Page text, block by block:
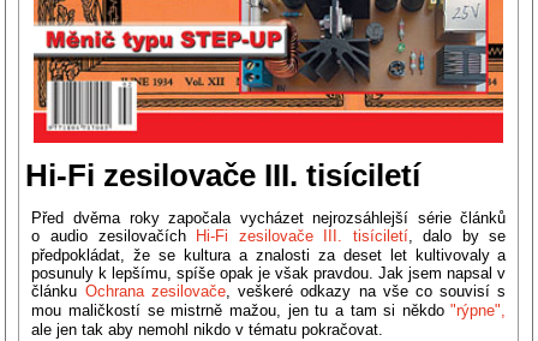
Hi-Fi zesilovače III. tisíciletí
Před dvěma roky započala vycházet nejrozsáhlejší série článků
o audio zesilovačích
Hi-Fi zesilovače III. tisíciletí, dalo by se
předpokládat, že se kultura a znalosti za deset let kultivovaly a
posunuly k lepšímu, spíše opak je však pravdou. Jak jsem napsal v
článku Ochrana zesilovače, veškeré odkazy na vše co souvisí s
mou maličkostí se mistrně mažou, jen tu a tam si někdo"rýpne",
ale jen tak aby nemohl nikdo v tématu pokračovat.